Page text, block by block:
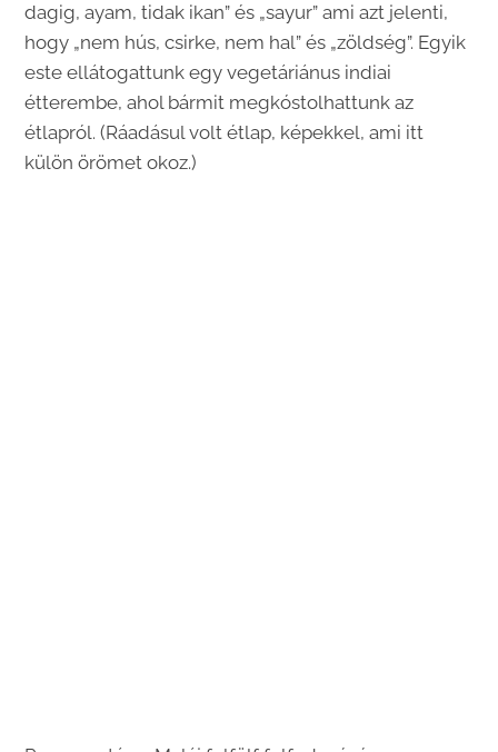
dagig, ayam, tidak ikan” és „sayur” ami azt jelenti,
hogy „nem hús, csirke, nem hal” és „zöldség”. Egyik
este ellátogattunk egy vegetáriánus indiai
étterembe, ahol bármit megkóstolhattunk az
étlapról. (Ráadásul volt étlap, képekkel, ami itt
külön örömet okoz.)